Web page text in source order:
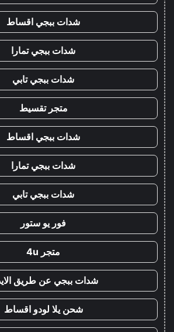
شدات ببجي اقساط
شدات ببجي تمارا
شدات ببجي تابي
متجر تقسيط
شدات ببجي اقساط
شدات ببجي تمارا
شدات ببجي تابي
فور يو ستور
متجر 4u
شدات ببجي عن طريق
شحن يلا لودو اقساط